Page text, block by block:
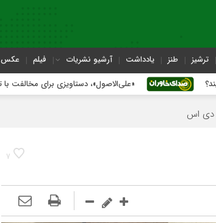
ترشیز طنز یادداشت آرشیو نشریات فیلم عکس
«علی‌الاصول»، دستاویزی برای مخالفت با تفاهم
7